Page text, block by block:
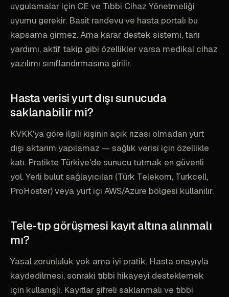
uygulamalar için CE ve Tıbbi Cihaz Yönetmeliği
uyumu gerekir. Basit randevu ve hasta portalı bu
kapsama girmez. Ama karar destek sistemi, tanı
yardımı, aktif takip gibi özellikler varsa medikal cihaz
yazılımı sınıflandırmasına girilir.
Hasta verisi yurt dışı sunucuda
saklanabilir mi?
KVKK'ya göre ilgili kişinin açık rızası olmadan yurt
dışı aktarım yapılamaz — sağlık verisi için özellikle
katı. Pratikte Türkiye'de sunucu tutmak en güvenli
yol. Yerli bulut sağlayıcıları (Türk Telekom, Turkcell,
ProHoster) veya yurt içi AWS/Azure bölgesi kullanılır.
Tele-tıp görüşmesi kayıt altına alınmalı
mı?
Yasal zorunluluk yok ama iyi pratik. Hasta onayıyla
kaydedilmesi, sonraki tıbbi hikayeyi desteklemek
için kullanışlı. Kayıtlar şifreli saklanmalı ve tıbbi